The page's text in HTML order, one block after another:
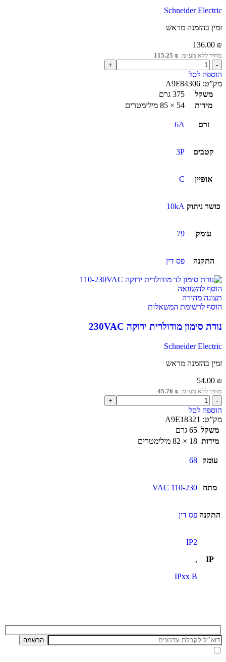
Schneider Electric
זמין בהזמנה מראש
136.00 ₪
מחיר ללא מע״מ: 115.25 ₪
הוספה לסל
מק”ט: A9F84306
משקל
375 גרם
מידות
54 × 85 מילימטרים
זרם 6A
קטבים 3P
אופיין C
כושר ניתוק 10kA
עומק 79
התקנה פס דין
הוסף להשוואה
תצוגה מהירה
הוסף לרשימת המשאלות
נורת סימון מודולרית ירוקה 230VAC
Schneider Electric
זמין בהזמנה מראש
54.00 ₪
מחיר ללא מע״מ: 45.76 ₪
הוספה לסל
מק”ט: A9E18321
משקל 65 גרם
מידות 18 × 82 מילימטרים
עומק 68
מתח 110-230 VAC
התקנה פס דין
IP
IP2
,
IPxx B